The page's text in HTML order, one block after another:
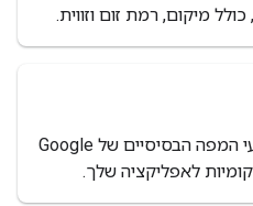
מיקום, רמת זום וזווית.
ניתן להוסיף תמונות מעל קטעי המפה הבסיסיים של Google
לאפליקציה שלך.